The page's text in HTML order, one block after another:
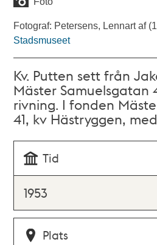
Fotograf: Petersens, Lennart af
Stadsmuseet
Kv. Putten sett från
Mäster Samuelsgatan
rivning. I fonden
41, kv Hästryggen,
Tid
1953
Plats